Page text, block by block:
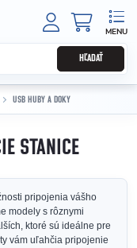
HĽADAŤ
USB HUBY A DOKY
STANICE
pripojenia vášho
modely s rôznymi
ktoré sú ideálne pre
vám uľahčia pripojenie